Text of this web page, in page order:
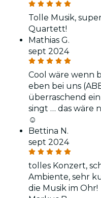
Tolle Musik,
Quartett!
Mathias G.
sept 2024
Cool wäre wenn
eben bei uns
überraschend
singt … das wäre
☺️
Bettina N.
sept 2024
tolles Konzert,
Ambiente, sehr
die Musik im Ohr!